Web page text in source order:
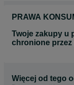
PRAWA
Twoje zakupy u
chronione
Więcej od tego